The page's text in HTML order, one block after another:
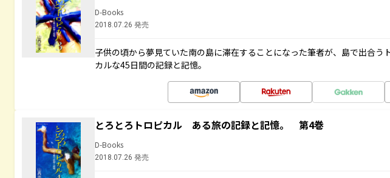
D-Books
2018.07.26 発売
子供の頃から夢見ていた南の島に滞在することになった筆者が、島で出合う
カルな45日間の記録と記憶。
とろとろトロピカル ある旅の記録と記憶。 第4巻
D-Books
2018.07.26 発売